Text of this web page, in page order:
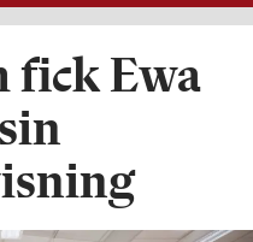
fick Ewa